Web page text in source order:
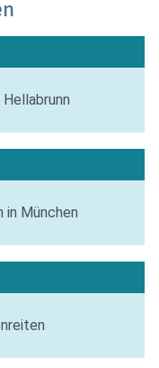
in München